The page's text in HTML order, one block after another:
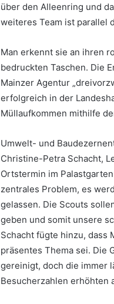
über den Alleenring und
weiteres Team ist parallel
Man erkennt sie an ihren
bedruckten Taschen. Die
Mainzer Agentur
erfolgreich in der
Müllaufkommen mithilfe
Umwelt- und
Christine-Petra Schacht,
Ortstermin im
zentrales Problem, es
gelassen. Die Scouts
geben und somit unsere
Schacht fügte hinzu, dass
präsentes Thema sei. Die
gereinigt, doch die immer
Besucherzahlen erhöhten